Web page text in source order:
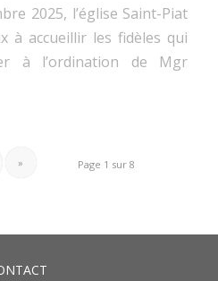
2025, l’église Saint-Piat
à accueillir les fidèles qui
à l’ordination de Mgr
Page 1 sur 8
»